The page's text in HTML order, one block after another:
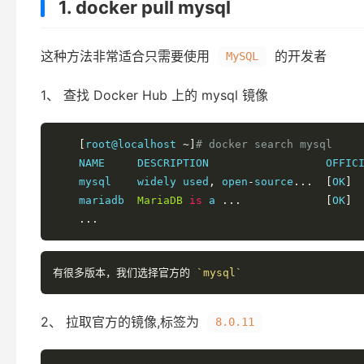
1. docker pull mysql
这种方法非常适合只需要使用 MySQL 的开发者
1、 查找 Docker Hub 上的 mysql 镜像
root@localhost ~] # docker search mysql
NAME     DESCRIPTION
    mysql    widely used
, open - source ... OK
    mariadb
MariaDB is a ... OK
...
有很多版本，我们选择官方的 `mysql`
2、 拉取官方的镜像,标签为 8.0.11